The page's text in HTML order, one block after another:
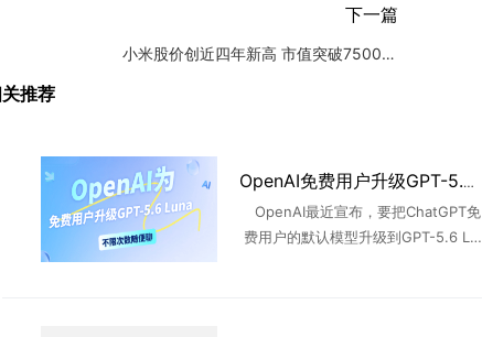
下一篇
小米股价创近四年新高 市值突破7500亿港元
推荐
OpenAI免费用户升级GPT-5.6 Luna
OpenAI最近宣布，要把ChatGPT免
费用户的默认模型升级到GPT-5.6 Lu